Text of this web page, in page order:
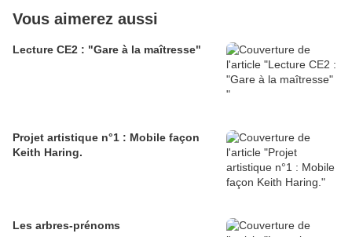
Vous aimerez aussi
Lecture CE2 : "Gare à la maîtresse"
Projet artistique n°1 : Mobile façon
Keith Haring.
Les arbres-prénoms